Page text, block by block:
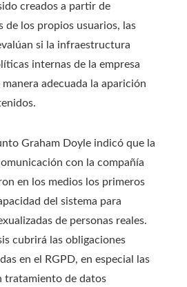
creados a partir de
de los propios usuarios, las
si la infraestructura
internas de la empresa
adecuada la aparición
Graham Doyle indicó que la
con la compañía
en los medios los primeros
del sistema para
de personas reales.
cubrirá las obligaciones
en el RGPD, en especial las
tratamiento de datos